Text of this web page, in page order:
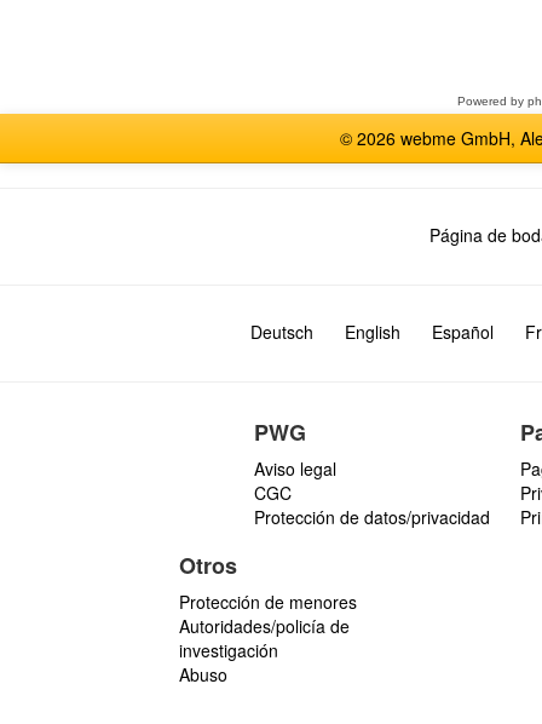
Powered by
© 2026 webme GmbH,
Página de
Deutsch English Español
PWG
Aviso legal
CGC
Protección de datos/privacidad
Otros
Protección de menores
Autoridades/policía de
investigación
Abuso